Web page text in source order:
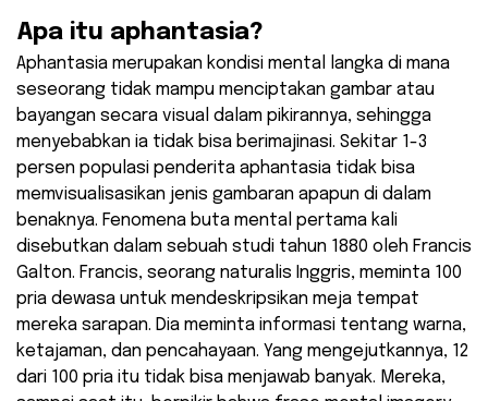
Apa itu aphantasia?
Aphantasia merupakan kondisi mental langka di mana
seseorang tidak mampu menciptakan gambar atau
bayangan secara visual dalam pikirannya, sehingga
menyebabkan ia tidak bisa berimajinasi. Sekitar 1-3
persen populasi penderita aphantasia tidak bisa
memvisualisasikan jenis gambaran apapun di dalam
benaknya. Fenomena buta mental pertama kali
disebutkan dalam sebuah studi tahun 1880 oleh Francis
Galton. Francis, seorang naturalis Inggris, meminta 100
pria dewasa untuk mendeskripsikan meja tempat
mereka sarapan. Dia meminta informasi tentang warna,
ketajaman, dan pencahayaan. Yang mengejutkannya, 12
dari 100 pria itu tidak bisa menjawab banyak. Mereka,